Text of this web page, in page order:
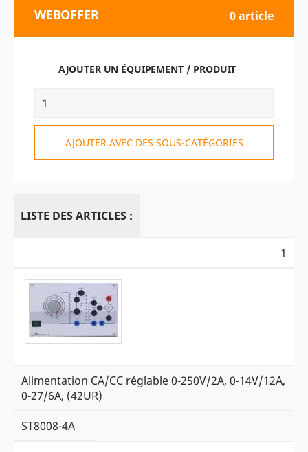
WEBOFFER 0 article
AJOUTER UN ÉQUIPEMENT / PRODUIT
AJOUTER AVEC DES SOUS-CATÉGORIES
LISTE DES ARTICLES :
1
Alimentation CA/CC réglable 0-250V/2A, 0-14V/12A,
0-27/6A, (42UR)
ST8008-4A